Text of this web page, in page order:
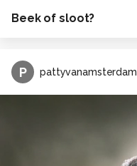
Beek of sloot?
P pattyvanamsterdam